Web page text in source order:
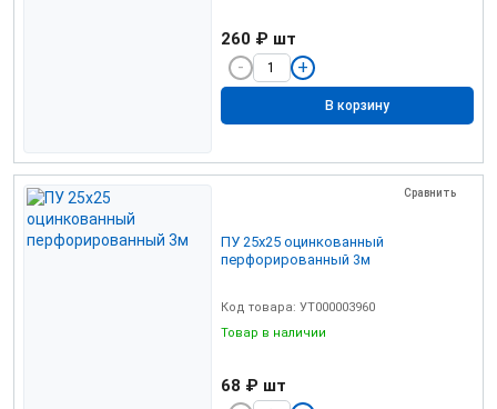
260 ₽ шт
В корзину
Сравнить
ПУ 25х25 оцинкованный
перфорированный 3м
Код товара: УТ000003960
Товар в наличии
68 ₽ шт